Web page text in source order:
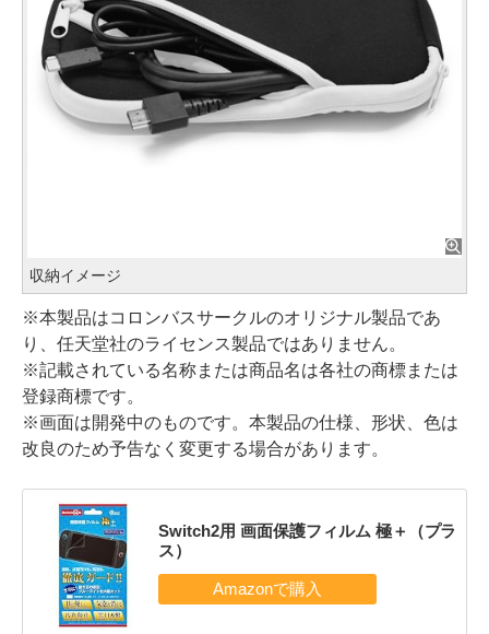
収納イメージ
※本製品はコロンバスサークルのオリジナル製品であ
り、任天堂社のライセンス製品ではありません。
※記載されている名称または商品名は各社の商標または
登録商標です。
※画面は開発中のものです。本製品の仕様、形状、色は
改良のため予告なく変更する場合があります。
Switch2用 画面保護フィルム 極＋（プラ
ス）